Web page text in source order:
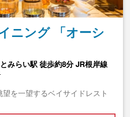
ニング 「オーシ
みらい駅 徒歩約8分 JR根岸線
を一望するベイサイドレスト